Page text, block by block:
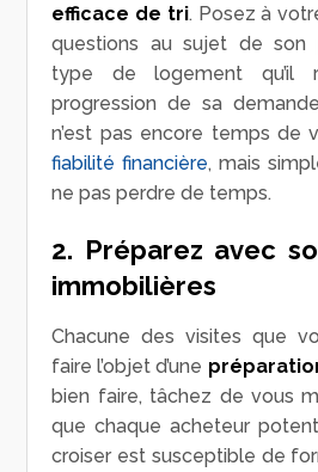
efficace de tri. Posez à
questions au sujet de son
type de logement qu’il
progression de sa
n’est pas encore temps de
fiabilité financière, mais
ne pas perdre de temps.
2. Préparez avec
immobilières
Chacune des visites que
faire l’objet d’une
bien faire, tâchez de vous
que chaque acheteur
croiser est susceptible de